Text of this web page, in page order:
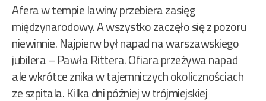
Afera w tempie lawiny przebiera zasięg
międzynarodowy. A wszystko zaczęło się z pozoru
niewinnie. Najpierw był napad na warszawskiego
jubilera – Pawła Rittera. Ofiara przeżywa napad
ale wkrótce znika w tajemniczych okolicznościach
ze szpitala. Kilka dni później w trójmiejskiej